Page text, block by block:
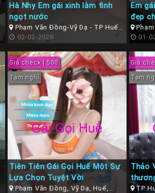
Hà Nhy Em gái xinh làm tình
ngọt nước
Phạm Văn Đồng-Vỹ Dạ - TP Huế (
Thừa Thiên Huế )
02-02-2026
Em
đẹp
Phạm
Thừa
01-
Giá check | 500
Tạm nghỉ
Tiên Tiên Gái Gọi Huế Một Sự
Lựa Chọn Tuyệt Vời
Phạm Văn Đồng, Vỹ Dạ, Huế,
Giá
Tạm
Thảo
TP